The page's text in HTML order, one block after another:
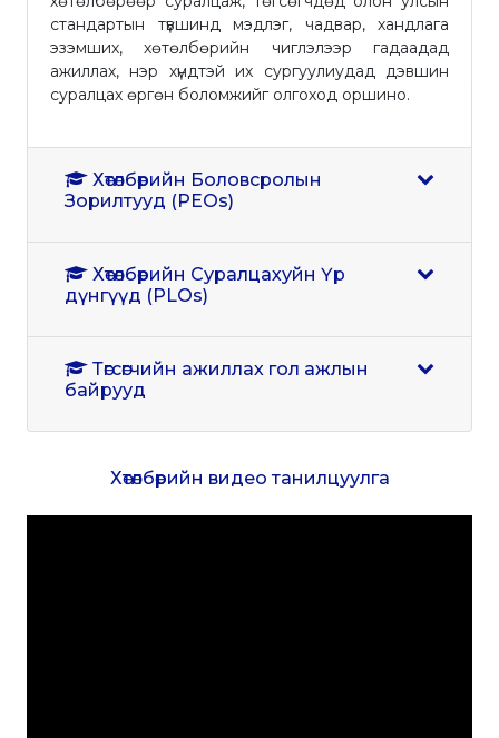
стандартын түвшинд мэдлэг, чадвар, хандлага
эзэмших, хөтөлбөрийн чиглэлээр гадаадад
ажиллах, нэр хүндтэй их сургуулиудад дэвшин
суралцах өргөн боломжийг олгоход оршино.
Зорилтууд (PEOs)
дүнгүүд (PLOs)
байрууд
Хөтөлбөрийн видео танилцуулга